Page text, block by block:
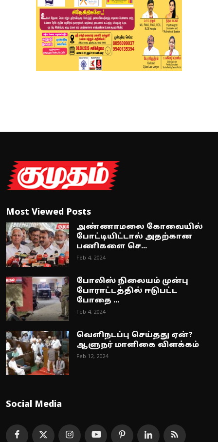
Most Viewed Posts
அண்ணாமலை கோவையில்
போட்டியிட்டால் அதற்கான
பணிகளை செ...
Feb 4, 2024
போலிஸ் நிலையம் முன்பு
போராட்டத்தில் ஈடுபட்ட
போதை ...
Feb 4, 2024
வெளிநடப்பு செய்தது ஏன்?
ஆளுநர் மாளிகை விளக்கம்
Feb 12, 2024
Social Media